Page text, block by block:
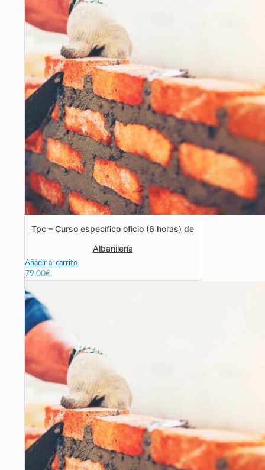
Tpc – Curso específico oficio (6 horas) de
Albañilería
Añadir al carrito
79,00€